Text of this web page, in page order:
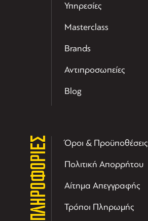
Υπηρεσίες
Masterclass
Brands
Αντιπροσωπείες
Blog
ΠΛΗΡΟΦΟΡΙΕΣ Όροι & Προϋποθέσεις
Πολιτική Απορρήτου
Αίτημα Απεγγραφής
Τρόποι Πληρωμής